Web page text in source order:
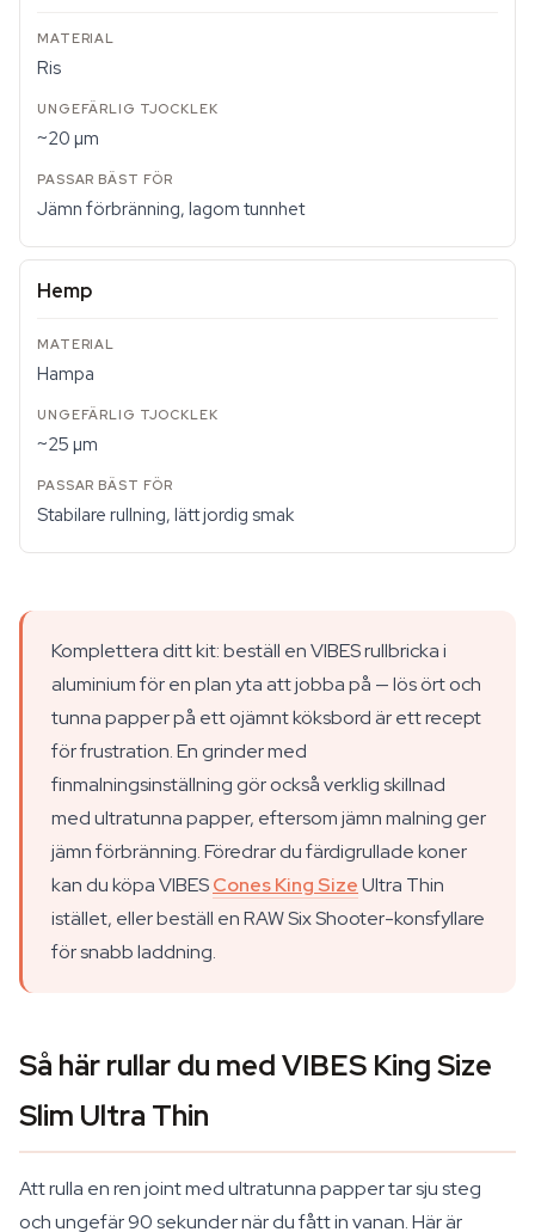
Ris
~20 µm
Jämn förbränning, lagom tunnhet
Hemp
Hampa
~25 µm
Stabilare rullning, lätt jordig smak
Komplettera ditt kit: beställ en VIBES rullbricka i
aluminium för en plan yta att jobba på — lös ört och
tunna papper på ett ojämnt köksbord är ett recept
för frustration. En grinder med
finmalningsinställning gör också verklig skillnad
med ultratunna papper, eftersom jämn malning ger
jämn förbränning. Föredrar du färdigrullade koner
kan du köpa VIBESCones King SizeUltra Thin
istället, eller beställ en RAW Six Shooter-konsfyllare
för snabb laddning.
Så här rullar du med VIBES King Size
Slim Ultra Thin
Att rulla en ren joint med ultratunna papper tar sju steg
och ungefär 90 sekunder när du fått in vanan. Här är